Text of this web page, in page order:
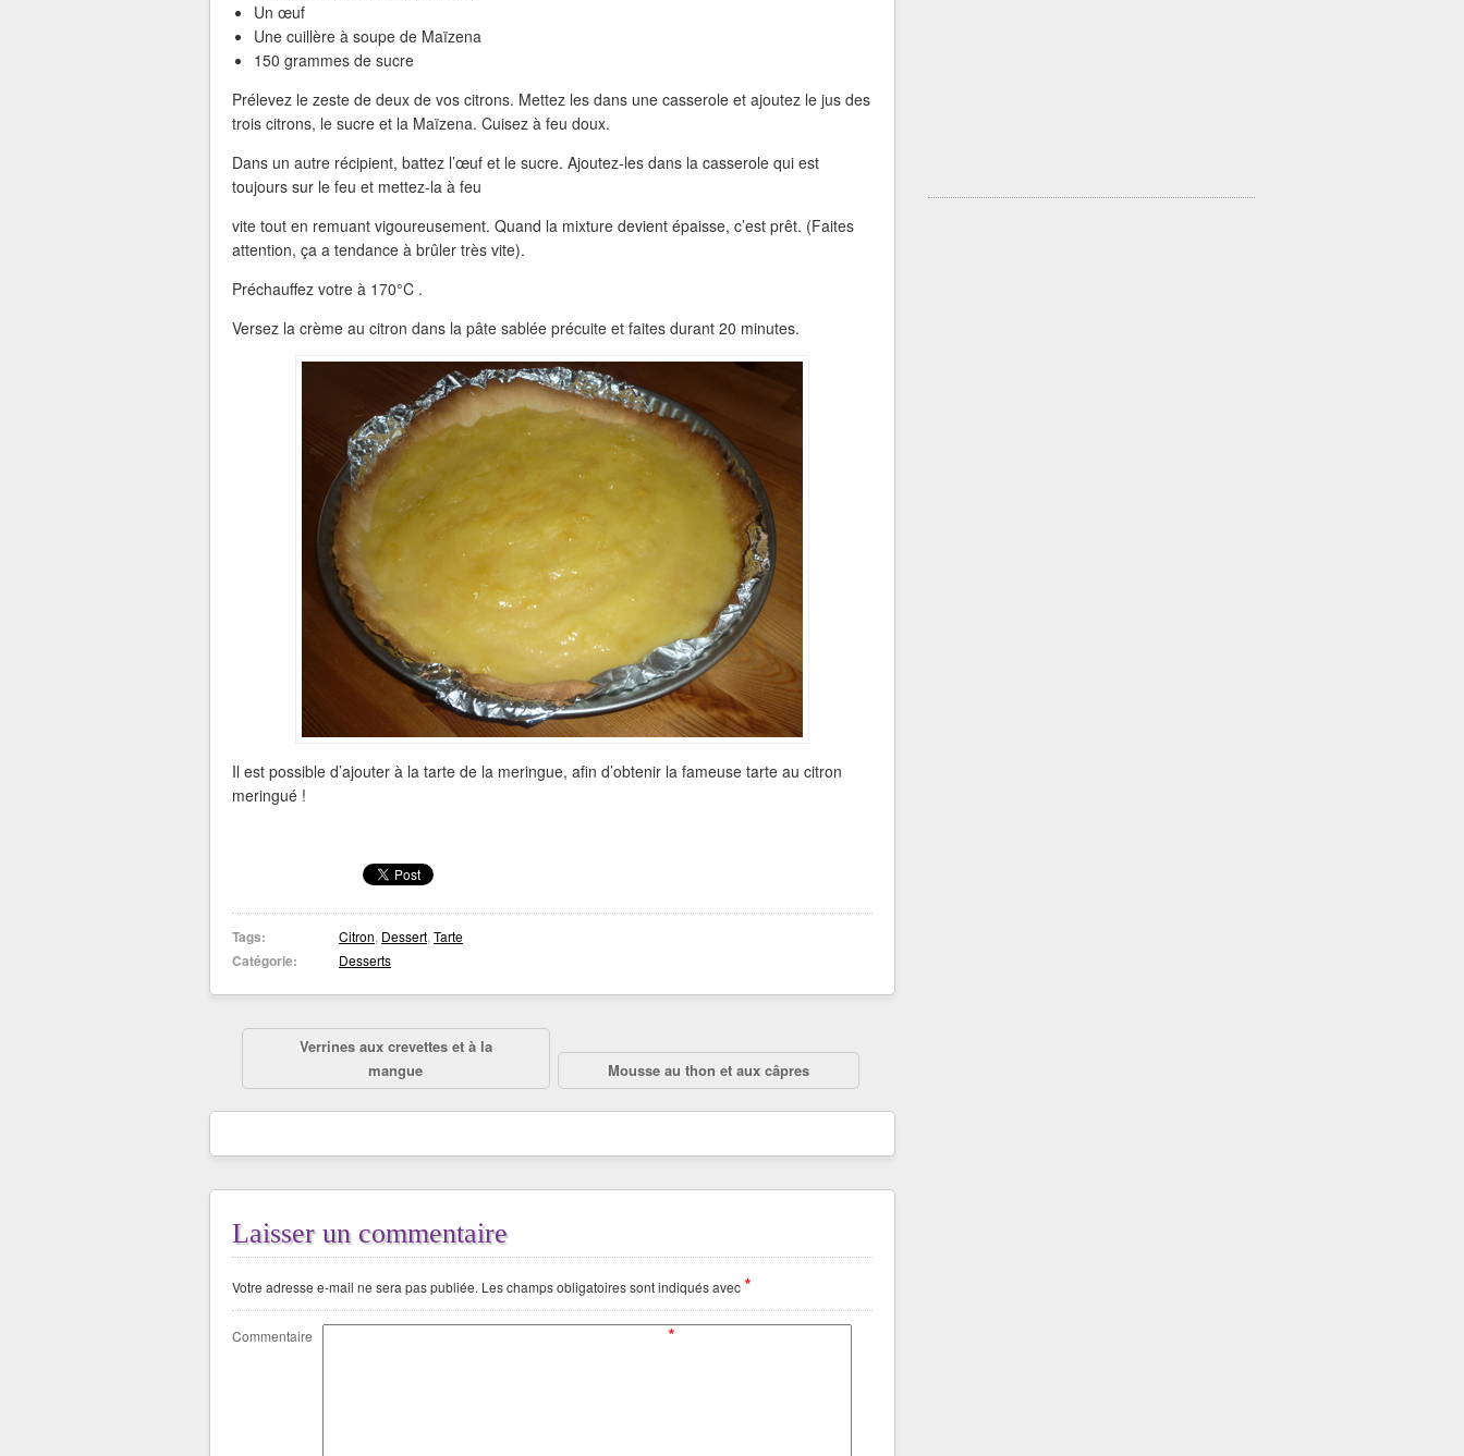
Un œuf
Une cuillère à soupe de Maïzena
150 grammes de sucre
Prélevez le zeste de deux de vos citrons. Mettez les dans une casserole et ajoutez le jus des
trois citrons, le sucre et la Maïzena. Cuisez à feu doux.
Dans un autre récipient, battez l’œuf et le sucre. Ajoutez-les dans la casserole qui est
toujours sur le feu et mettez-la à feu
vite tout en remuant vigoureusement. Quand la mixture devient épaisse, c’est prêt. (Faites
attention, ça a tendance à brûler très vite).
Préchauffez votre à 170°C .
Versez la crème au citron dans la pâte sablée précuite et faites durant 20 minutes.
Il est possible d’ajouter à la tarte de la meringue, afin d’obtenir la fameuse tarte au citron
meringué !
Tags: Citron Dessert Tarte
Catégorie: Desserts
Verrines aux crevettes et à la
mangue
Mousse au thon et aux câpres
Laisser un commentaire
Votre adresse e-mail ne sera pas publiée. Les champs obligatoires sont indiqués avec *
Commentaire *